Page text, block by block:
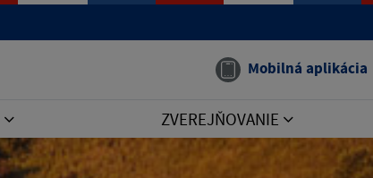
Mobilná aplikácia
ZVEREJŇOVANIE